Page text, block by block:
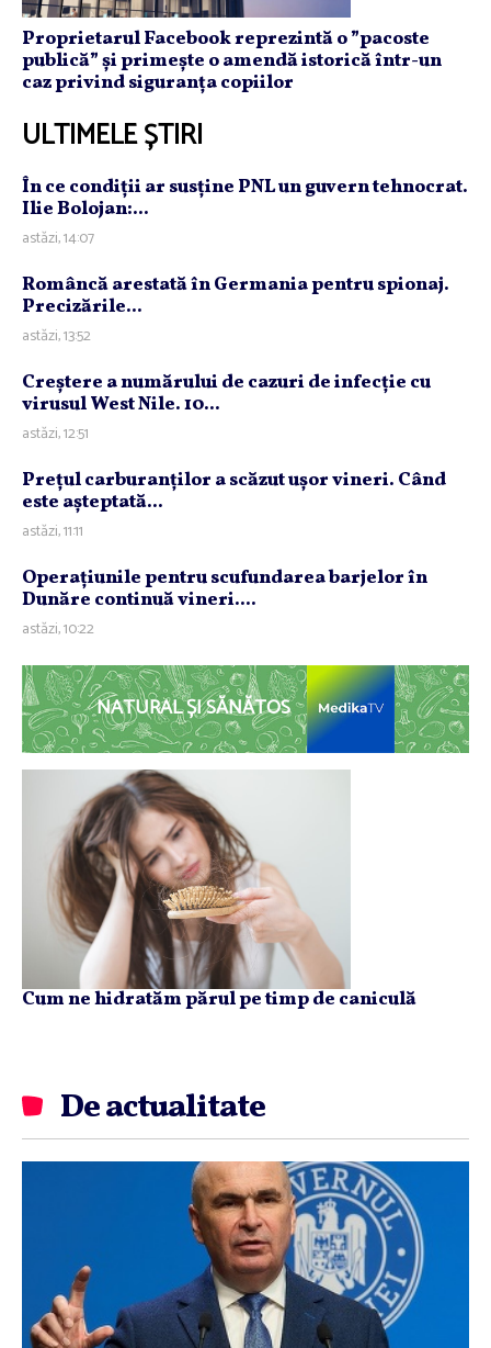
Proprietarul Facebook reprezintă o ”pacoste
publică” și primește o amendă istorică într-un
caz privind siguranța copiilor
ULTIMELE ȘTIRI
În ce condiţii ar susţine PNL un guvern tehnocrat.
Ilie Bolojan:...
astăzi, 14:07
Româncă arestată în Germania pentru spionaj.
Precizările...
astăzi, 13:52
Creştere a numărului de cazuri de infecţie cu
virusul West Nile. 10...
astăzi, 12:51
Preţul carburanţilor a scăzut uşor vineri. Când
este aşteptată...
astăzi, 11:11
Operaţiunile pentru scufundarea barjelor în
Dunăre continuă vineri....
astăzi, 10:22
NATURAL ȘI SĂNĂTOS
Cum ne hidratăm părul pe timp de caniculă
De actualitate